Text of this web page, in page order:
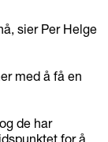
sier Per Helge
med å få en
de har
for å